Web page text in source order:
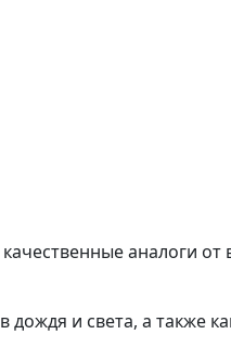
аналоги от
дождя и света, а также